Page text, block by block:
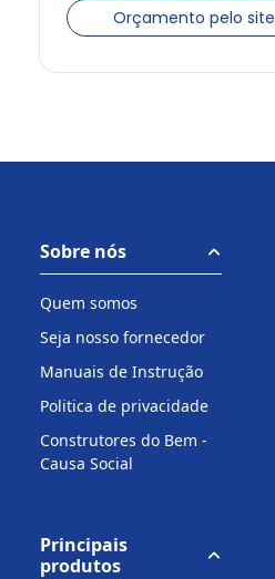
Orçamento pelo site
Sobre nós
Quem somos
Seja nosso fornecedor
Manuais de Instrução
Politica de privacidade
Construtores do Bem -
Causa Social
Principais
produtos